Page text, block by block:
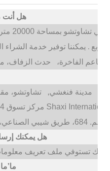
هل أنت
20000 متر مربع ومكتب مبيعات (
. يمكننا توفير خدمة
الفاخرة،
مدينة فنغشي,
هل يمكنك